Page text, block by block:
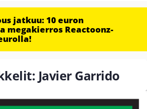
jatkuu: 10 euron
megakierros Reactoonz-
Javier Garrido